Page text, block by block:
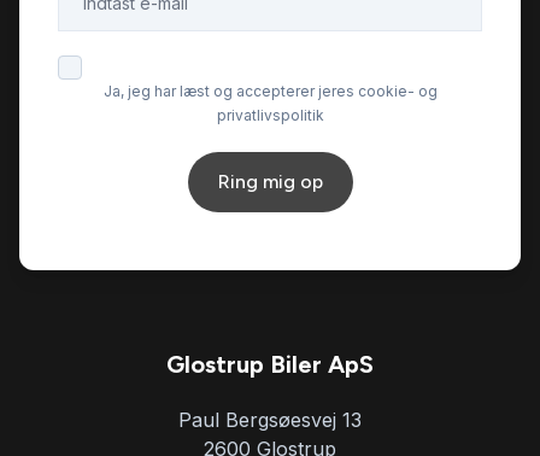
Tonede ruder
Ja, jeg har læst og accepterer jeres cookie- og
privatlivspolitik
Ring mig op
Glostrup Biler ApS
Paul Bergsøesvej 13
2600 Glostrup